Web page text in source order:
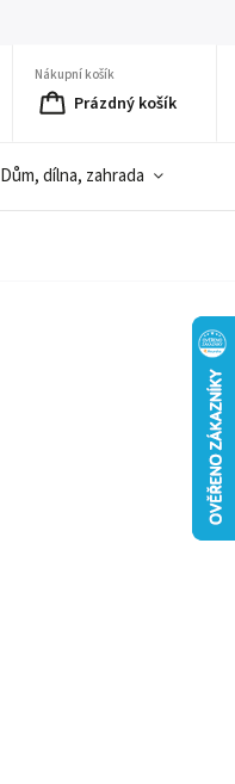
Nákupní košík
Prázdný košík
Dům, dílna, zahrada